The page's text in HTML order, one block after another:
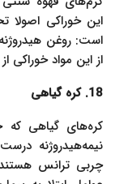
این خوراکی
است: روغن
از این مواد خوراکی
18. کره گیاهی
کره‌های گیاهی که
نیمه‌هیدروژنه
چربی ترانس